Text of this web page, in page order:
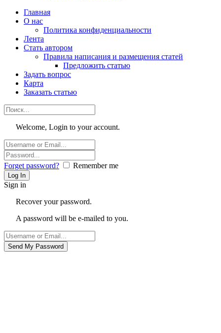
Главная
О нас
Политика конфиденциальности
Лента
Стать автором
Правила написания и размещения статей
Предложить статью
Задать вопрос
Карта
Заказать статью
Welcome, Login to your account.
Forget password? Remember me
Sign in
Recover your password.
A password will be e-mailed to you.